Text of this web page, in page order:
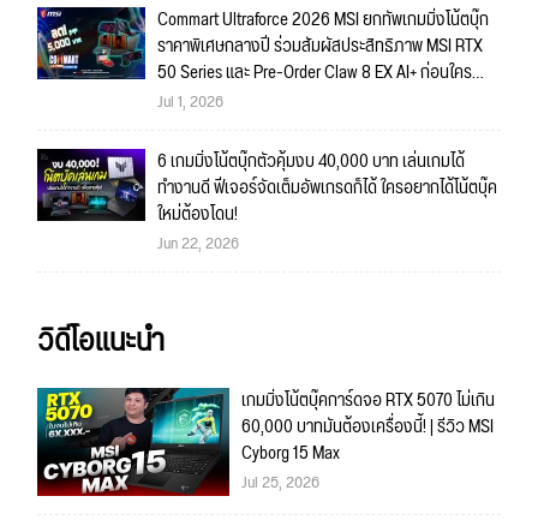
Commart Ultraforce 2026 MSI ยกทัพเกมมิ่งโน้ตบุ๊ก
ราคาพิเศษกลางปี ร่วมสัมผัสประสิทธิภาพ MSI RTX
50 Series และ Pre-Order Claw 8 EX AI+ ก่อนใคร
พร้อมของรางวัลเข้าร่วมกิจกรรมในงาน!
Jul 1, 2026
6 เกมมิ่งโน้ตบุ๊กตัวคุ้มงบ 40,000 บาท เล่นเกมได้
ทำงานดี ฟีเจอร์จัดเต็มอัพเกรดก็ได้ ใครอยากได้โน้ตบุ๊ค
ใหม่ต้องโดน!
Jun 22, 2026
วิดีโอแนะนำ
เกมมิ่งโน้ตบุ๊คการ์ดจอ RTX 5070 ไม่เกิน
60,000 บาทมันต้องเครื่องนี้! | รีวิว MSI
Cyborg 15 Max
Jul 25, 2026